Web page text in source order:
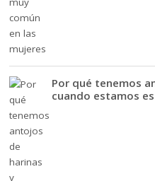
Por qué tenemos
cuando estamos